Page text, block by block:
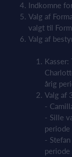
Indkomne
Valg af
valgt til
Valg af
årig
Valg af
-
- Sille
periode
-
periode